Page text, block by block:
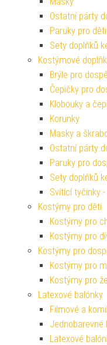
Ostatní párty
Paruky pro děti
Sety doplňků
Kostýmové
Brýle pro
Čepičky pro
Klobouky a
Korunky
Masky a
Ostatní párty
Paruky pro
Sety doplňků
Svítící tyčinky
Kostýmy pro děti
Kostýmy pro
Kostýmy pro
Kostýmy pro
Kostýmy pro
Kostýmy pro
Latexové balónky
Filmové a
Jednobarevné
Latexové